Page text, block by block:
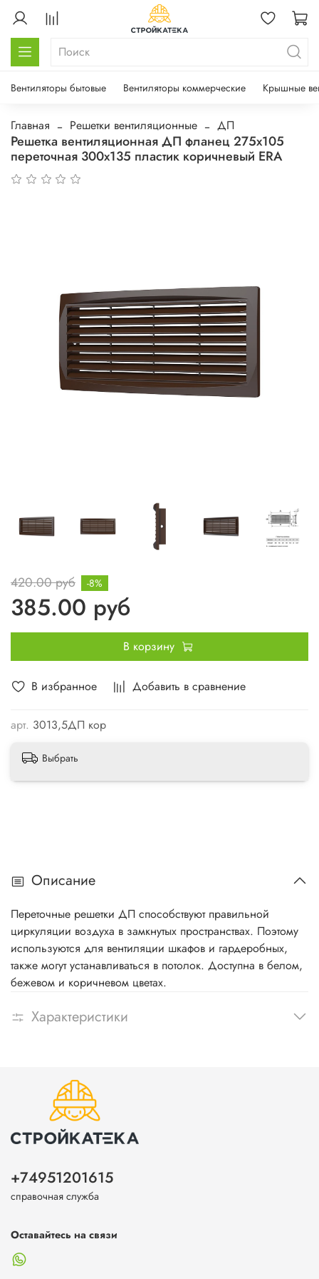
Вентиляторы бытовые Вентиляторы коммерческие Крышные
Главная Решетки вентиляционные ДП
Решетка вентиляционная ДП фланец 275х105
переточная 300х135 пластик коричневый ERA
В избранное Добавить в сравнение
арт. 3013,5ДП кор
420.00 руб
385.00 руб
-8%
В корзину
Выбрать
Описание
Переточные решетки ДП способствуют правильной
циркуляции воздуха в замкнутых пространствах. Поэтому
используются для вентиляции шкафов и гардеробных,
также могут устанавливаться в потолок. Доступна в белом,
бежевом и коричневом цветах.
Характеристики
+74951201615
справочная служба
Оставайтесь на связи